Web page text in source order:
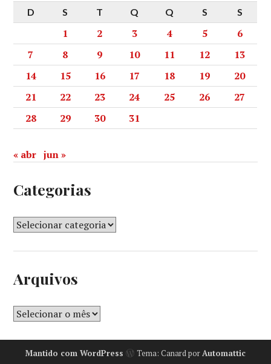
D
S T Q Q S S
1 2 3 4 5
6
7
8 9 10 11 12
13
14
15 16 17 18 19
20
21
22 23 24 25 26
27
28
29 30 31
« abr jun »
Categorias
Arquivos
Mantido com WordPress Tema: Canard porAutomattic